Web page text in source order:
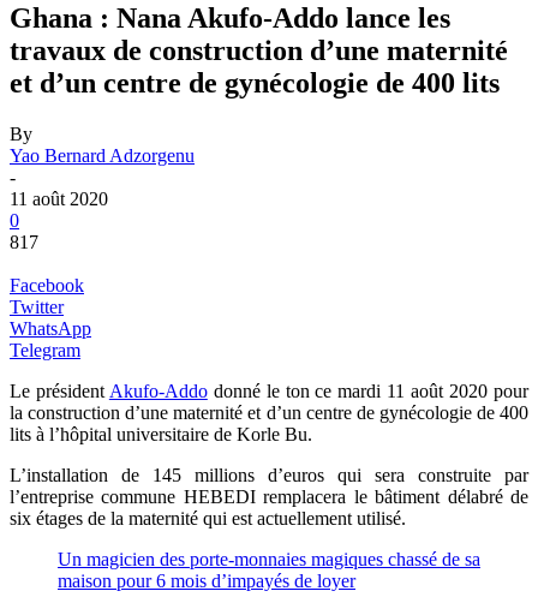
Ghana : Nana Akufo-Addo lance les
travaux de construction d’une maternité
et d’un centre de gynécologie de 400 lits
By
Yao Bernard Adzorgenu
-
11 août 2020
0
817
Facebook
Twitter
WhatsApp
Telegram
Le président Akufo-Addodonné le ton ce mardi 11 août 2020 pour
la construction d’une maternité et d’un centre de gynécologie de 400
lits à l’hôpital universitaire de Korle Bu.
L’installation de 145 millions d’euros qui sera construite par
l’entreprise commune HEBEDI remplacera le bâtiment délabré de
six étages de la maternité qui est actuellement utilisé.
Un magicien des porte-monnaies magiques chassé de sa
maison pour 6 mois d’impayés de loyer